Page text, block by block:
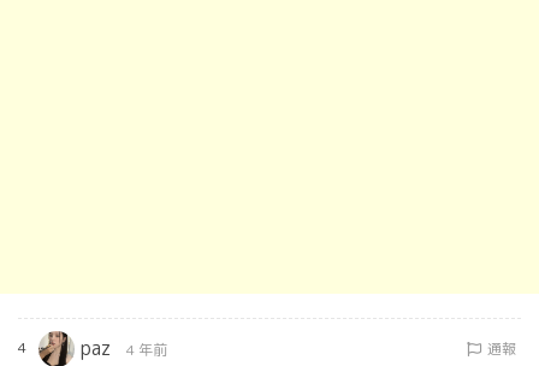
4 paz 4 年前 通報